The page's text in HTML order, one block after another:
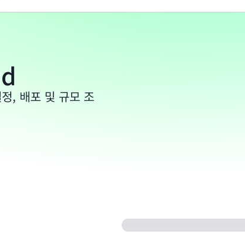
, 배포 및 규모 조